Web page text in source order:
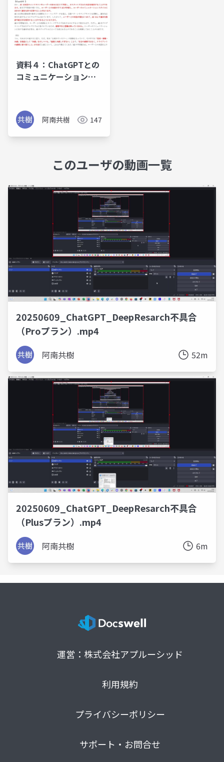
資料４：ChatGPTとの
コミュニケーションに
阿南共樹 147
このユーザの動画一覧
20250609_ChatGPT_DeepResarch不具合
（Proプラン）.mp4
阿南共樹 52m
20250609_ChatGPT_DeepResarch不具合
（Plusプラン）.mp4
阿南共樹 6m
運営：株式会社アプルーシッド
利用規約
プライバシーポリシー
サポート・お問合せ